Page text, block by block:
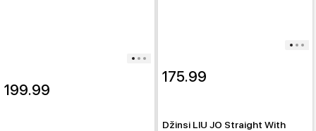
199.99
175.99
Džinsi LIU JO Straight With